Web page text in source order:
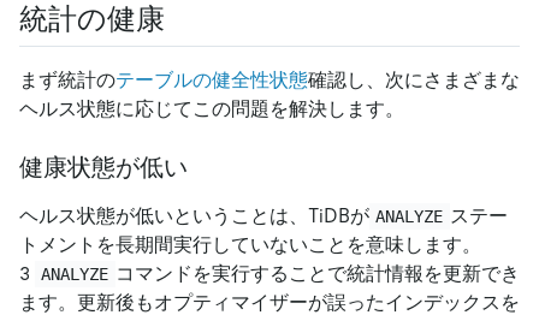
統計の健康
まず統計のテーブルの健全性状態確認し、次にさまざまな
ヘルス状態に応じてこの問題を解決します。
健康状態が低い
ヘルス状態が低いということは、TiDBが ANALYZE ステー
トメントを長期間実行していないことを意味します。
3
ANALYZE コマンドを実行することで統計情報を更新でき
ます。更新後もオプティマイザーが誤ったインデックスを